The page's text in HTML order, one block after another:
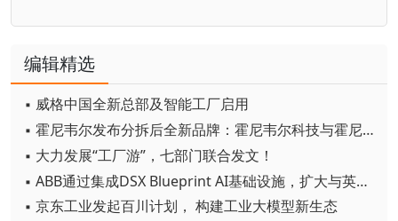
编辑精选
▪ 威格中国全新总部及智能工厂启用
▪ 霍尼韦尔发布分拆后全新品牌：霍尼韦尔科技与霍尼韦尔航空航天
▪ 大力发展“工厂游”，七部门联合发文！
▪ ABB通过集成DSX Blueprint AI基础设施，扩大与英伟达的合作
▪ 京东工业发起百川计划， 构建工业大模型新生态